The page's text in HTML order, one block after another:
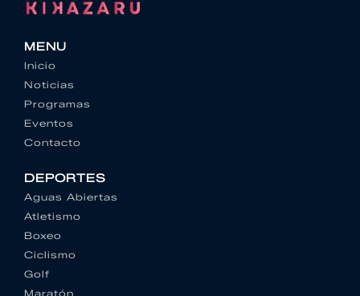
MENU
Inicio
Noticias
Programas
Eventos
Contacto
DEPORTES
Aguas Abiertas
Atletismo
Boxeo
Ciclismo
Golf
Maratón